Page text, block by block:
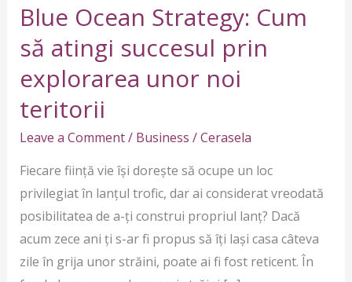
Blue Ocean Strategy: Cum
să atingi succesul prin
explorarea unor noi
teritorii
Leave a Comment/ Business /Cerasela
Fiecare ființă vie își dorește să ocupe un loc
privilegiat în lanțul trofic, dar ai considerat vreodată
posibilitatea de a-ți construi propriul lanț? Dacă
acum zece ani ți s-ar fi propus să îți lași casa câteva
zile în grija unor străini, poate ai fi fost reticent. În
Strategy:
Cum
să
atingi
succesul
prin
unor
noi
teritorii